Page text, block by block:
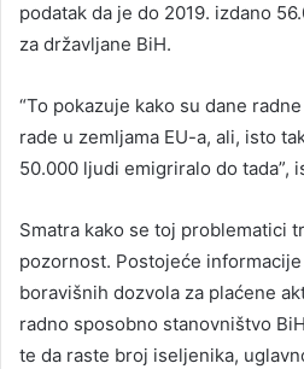
podatak da je do 2019. izdano
za državljane BiH.
“To pokazuje kako su dane
rade u zemljama EU-a, ali, isto
50.000 ljudi emigriralo do tada”,
Smatra kako se toj problematici
pozornost. Postojeće
boravišnih dozvola za plaćene
radno sposobno stanovništvo
te da raste broj iseljenika,